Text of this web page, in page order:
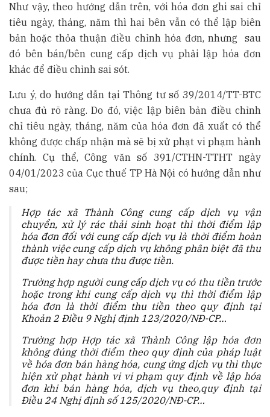
Như vậy, theo hướng dẫn trên, với hóa đơn ghi sai chỉ
tiêu ngày, tháng, năm thì hai bên vẫn có thể lập biên
bản hoặc thỏa thuận điều chỉnh hóa đơn, nhưng sau
đó bên bán/bên cung cấp dịch vụ phải lập hóa đơn
khác để điều chỉnh sai sót.
Lưu ý, do hướng dẫn tại Thông tư số 39/2014/TT-BTC
chưa đủ rõ ràng. Do đó, việc lập biên bản điều chỉnh
chỉ tiêu ngày, tháng, năm của hóa đơn đã xuất có thể
không được chấp nhận mà sẽ bị xử phạt vi phạm hành
chính. Cụ thể, Công văn số 391/CTHN-TTHT ngày
04/01/2023 của Cục thuế TP Hà Nội có hướng dẫn như
sau;
Hợp tác xã Thành Công cung cấp dịch vụ vận
chuyển, xử lý rác thải sinh hoạt thì thời điểm lập
hóa đơn đối với cung cấp dịch vụ là thời điểm hoàn
thành việc cung cấp dịch vụ không phân biệt đã thu
được tiền hay chưa thu được tiền.
Trường hợp người cung cấp dịch vụ có thu tiền trước
hoặc trong khi cung cấp dịch vụ thì thời điểm lập
hóa đơn là thời điểm thu tiền theo quy định tại
Khoản 2 Điều 9 Nghị định 123/2020/NĐ-CP…
Trường hợp Hợp tác xã Thành Công lập hóa đơn
không đúng thời điểm theo quy định của pháp luật
về hóa đơn bán hàng hóa, cung ứng dịch vụ thì thực
hiện xử phạt hành vi vi phạm quy định về lập hóa
đơn khi bán hàng hóa, dịch vụ theo,quy định tại
Điều 24 Nghị định số125/2020/NĐ-CP…